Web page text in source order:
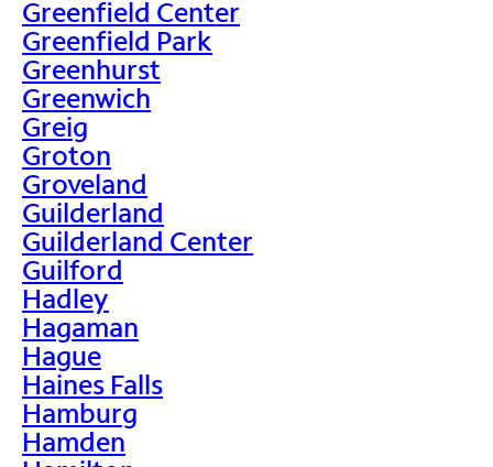
Greenfield Center
Greenfield Park
Greenhurst
Greenwich
Greig
Groton
Groveland
Guilderland
Guilderland Center
Guilford
Hadley
Hagaman
Hague
Haines Falls
Hamburg
Hamden